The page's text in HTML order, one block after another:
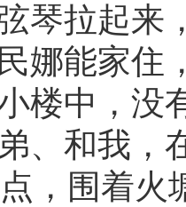
琴拉起来
娜能家住
楼中，没
、和我，
，围着火